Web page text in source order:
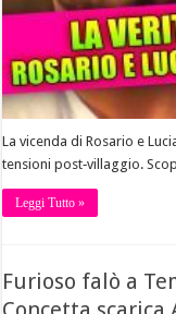
La vicenda di Rosario e
tensioni post‑villaggio.
Leggi Tutto »
Furioso falò a